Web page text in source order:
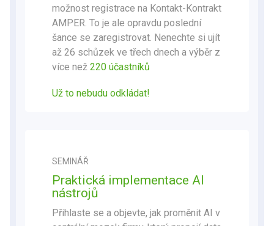
možnost registrace na Kontakt-Kontrakt
AMPER. To je ale opravdu poslední
šance se zaregistrovat. Nenechte si ujít
až 26 schůzek ve třech dnech a výběr z
více než 220 účastníků
Už to nebudu odkládat!
SEMINÁŘ
Praktická implementace AI
nástrojů
Přihlaste se a objevte, jak proměnit AI v